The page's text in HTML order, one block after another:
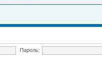
Пароль: